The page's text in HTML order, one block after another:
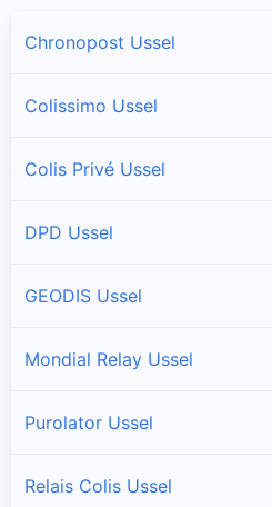
Chronopost Ussel
Colissimo Ussel
Colis Privé Ussel
DPD Ussel
GEODIS Ussel
Mondial Relay Ussel
Purolator Ussel
Relais Colis Ussel